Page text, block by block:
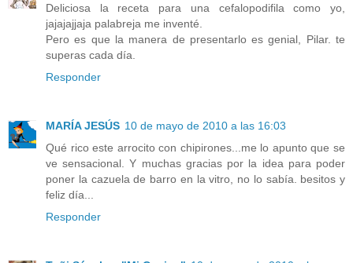
Deliciosa la receta para una cefalopodifila como yo,
jajajajjaja palabreja me inventé.
Pero es que la manera de presentarlo es genial, Pilar. te
superas cada día.
Responder
MARÍA JESÚS 10 de mayo de 2010 a las 16:03
Qué rico este arrocito con chipirones...me lo apunto que se
ve sensacional. Y muchas gracias por la idea para poder
poner la cazuela de barro en la vitro, no lo sabía. besitos y
feliz día...
Responder